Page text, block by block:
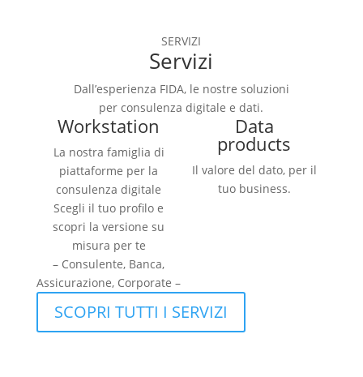
SERVIZI
Servizi
Dall’esperienza FIDA, le nostre soluzioni
per consulenza digitale e dati.
Workstation
La nostra famiglia di
piattaforme per la
consulenza digitale
Scegli il tuo profilo e
scopri la versione su
misura per te
– Consulente, Banca,
Assicurazione, Corporate –
Data
products
Il valore del dato, per il
tuo business.
SCOPRI TUTTI I SERVIZI